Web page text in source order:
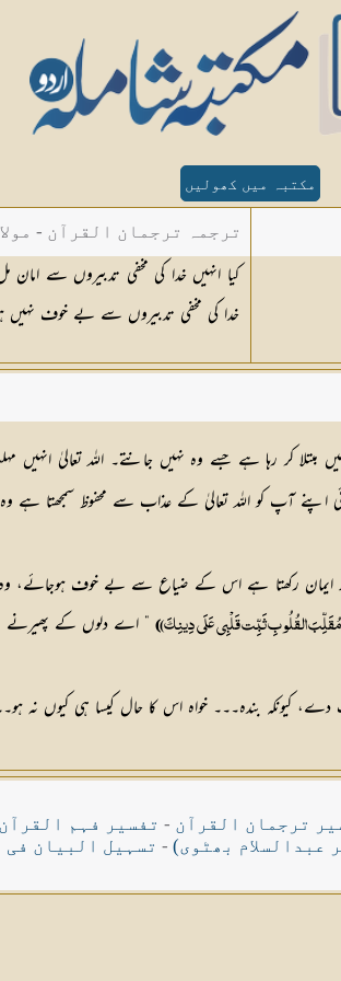
مکتبہ میں کھولیں
ترجمہ ترجمان القرآن -
کیا انہیں خدا کی مخفی تدبیروں سے
خدا کی مخفی تدبیروں سے بے خوف نہیں
کر رہا ہے جسے وہ نہیں جانتے۔ اللہ تعالیٰ
آپ کو اللہ تعالیٰ کے عذاب سے محفوظ سمجھتا ہے وہ
رکھتا ہے اس کے ضیاع سے بے خوف ہوجائے، وہ
مُقَلِّبَ القُلُوبِ ثَبِّت قَلْبِي عَلَى دِينِكَ))” اے دلوں کے پھیرنے
بندہ۔۔۔ خواہ اس کا حال کیسا ہی کیوں نہ
ترجمان القرآن - تفسیر فہم القرآن
عبدالسلام بھٹوی) - تسہیل البیان فی